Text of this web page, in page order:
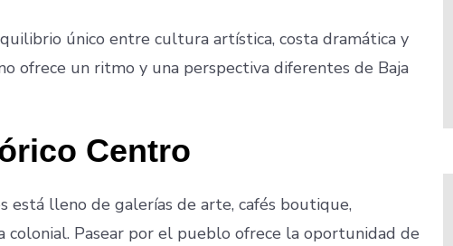
único entre cultura artística, costa dramática y
ofrece un ritmo y una perspectiva diferentes de Baja
Centro
está lleno de galerías de arte, cafés boutique,
Pasear por el pueblo ofrece la oportunidad de